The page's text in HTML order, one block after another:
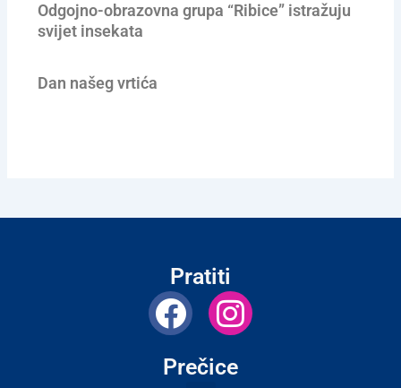
Odgojno-obrazovna grupa “Ribice” istražuju
svijet insekata
Dan našeg vrtića
Pratiti
F
a
c
I
n
s
Prečice